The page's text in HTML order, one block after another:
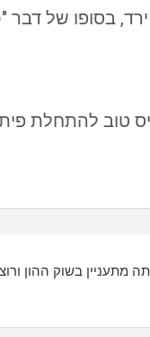
בסופו של דבר
טוב להתחלת